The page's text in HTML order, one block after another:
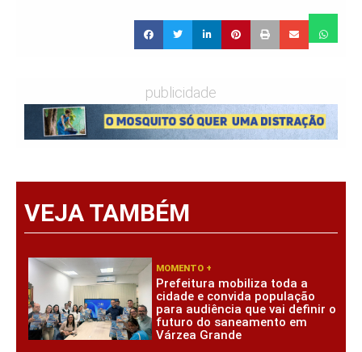
publicidade
VEJA TAMBÉM
MOMENTO +
Prefeitura mobiliza toda a
cidade e convida população
para audiência que vai definir o
futuro do saneamento em
Várzea Grande